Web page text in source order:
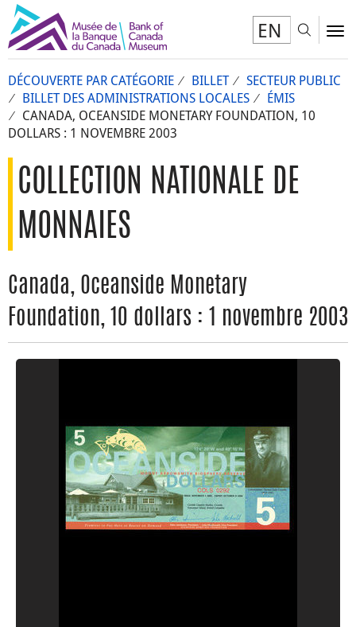
EN
DÉCOUVERTE PAR CATÉGORIE BILLET
SECTEUR PUBLIC
BILLET DES ADMINISTRATIONS LOCALES
ÉMIS
CANADA, OCEANSIDE MONETARY FOUNDATION, 10
DOLLARS : 1 NOVEMBRE 2003
COLLECTION NATIONALE DE
MONNAIES
Canada, Oceanside Monetary
Foundation, 10 dollars : 1 novembre 2003